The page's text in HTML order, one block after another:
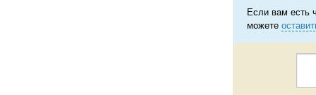
Если вам есть
можете